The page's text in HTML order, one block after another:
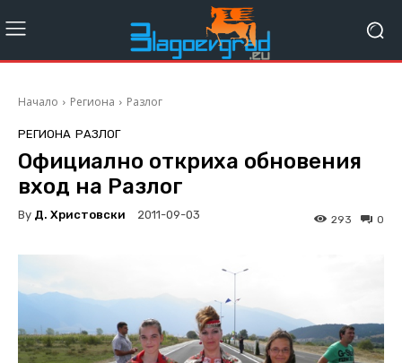
Начало Региона Разлог
РЕГИОНА РАЗЛОГ
Официално откриха обновения
вход на Разлог
By Д. Христовски 2011-09-03 0
293